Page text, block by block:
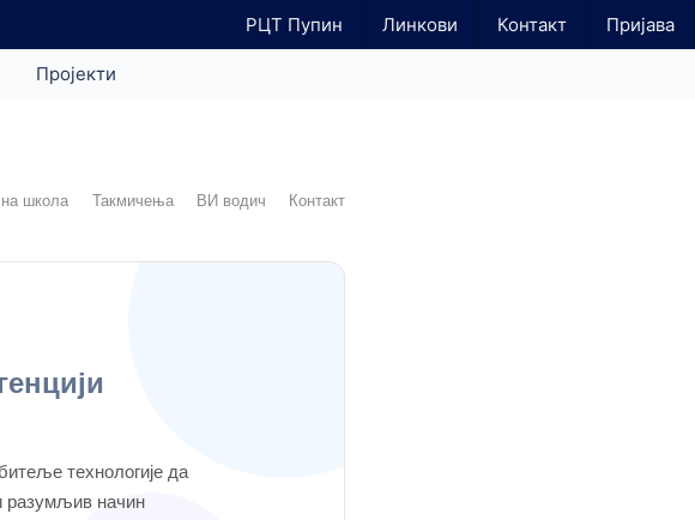
РЦТ Пупин Линкови Контакт Пријава
Пројекти
школа Такмичења ВИ водич Контакт
технологије да
разумљив начин